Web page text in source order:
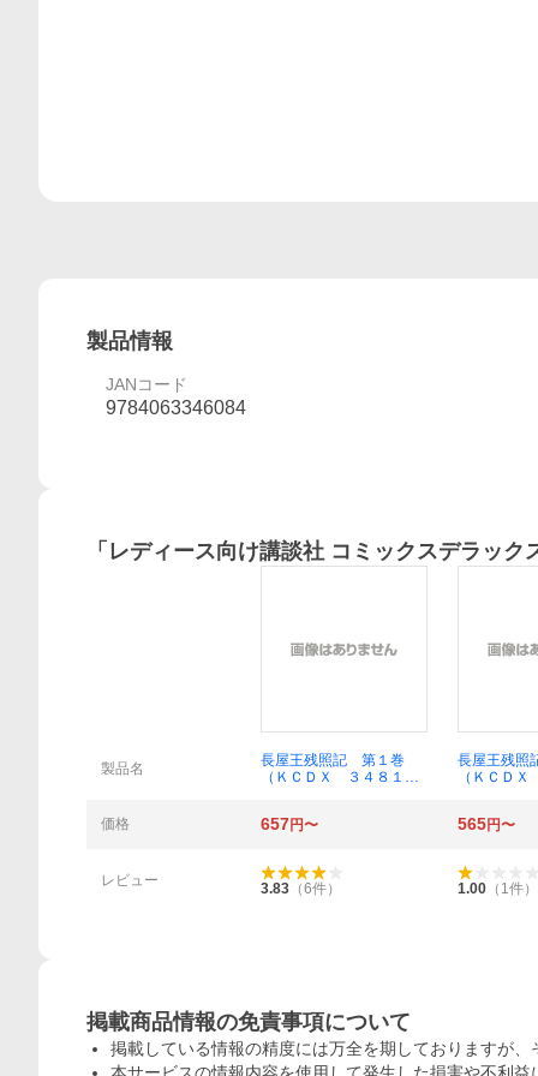
製品情報
JANコード
9784063346084
「 レディース向け講談社 コミックスデラック
製品名
長屋王残照記 第１巻
（ＫＣＤＸ ３４８１）
長屋王残
（ＫＣＤ
価格
657円〜 565円〜
レビュー
3.83 （6件） 1.00 （ 1件）
掲載商品情報の免責事項について
掲載している情報の精度には万全を期しておりますが